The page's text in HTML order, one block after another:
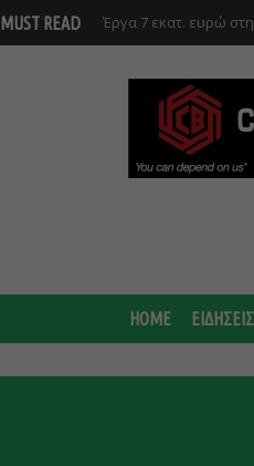
MUST READ Γ. Στάσσης:
HOME ΕΙΔΗΣΕΙΣ